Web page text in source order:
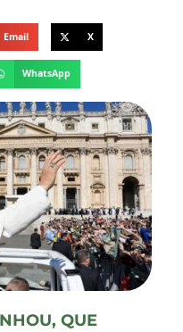
Email X
WhatsApp
QUE